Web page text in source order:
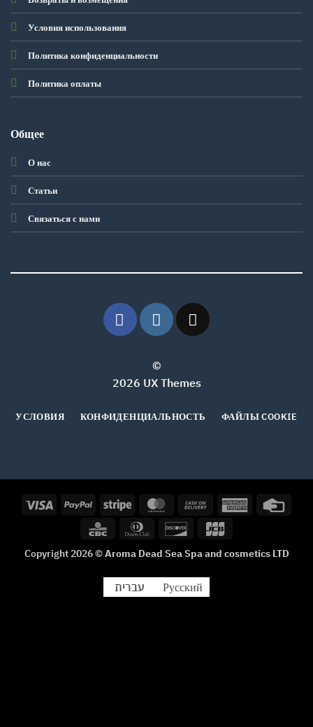
Условия использования
Политика конфиденциальности
Политика оплаты
Общее
О нас
Статьи
Связаться с нами
©
2026 UX Themes
УСЛОВИЯ КОНФИДЕНЦИАЛЬНОСТЬ ФАЙЛЫ COOKIE
Visa PayPal Stripe MasterCardCash
On
Delivery
American
Dinners
Discover
Copyright 2026 ©Aroma Dead Sea Spa and cosmetics LTD
עברית Русский